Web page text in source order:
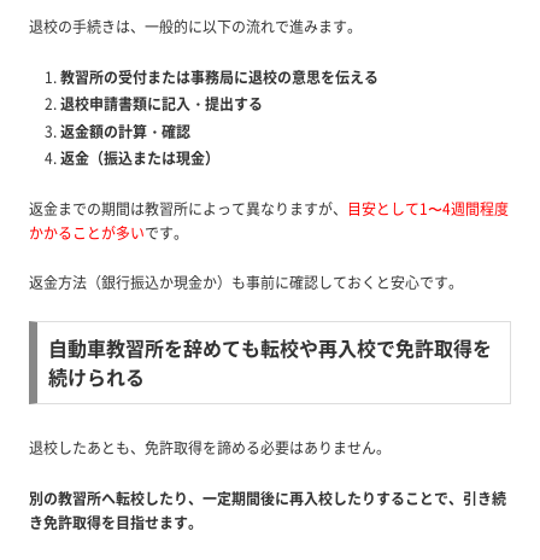
退校の手続きは、一般的に以下の流れで進みます。
教習所の受付または事務局に退校の意思を伝える
退校申請書類に記入・提出する
返金額の計算・確認
返金（振込または現金）
返金までの期間は教習所によって異なりますが、 目安として1〜4週間程度
かかることが多いです。
返金方法（銀行振込か現金か）も事前に確認しておくと安心です。
自動車教習所を辞めても転校や再入校で免許取得を
続けられる
退校したあとも、免許取得を諦める必要はありません。
別の教習所へ転校したり、一定期間後に再入校したりすることで、引き続
き免許取得を目指せます。